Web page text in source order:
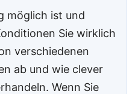
möglich ist und
Sie wirklich
verschiedenen
ab und wie clever
Wenn Sie